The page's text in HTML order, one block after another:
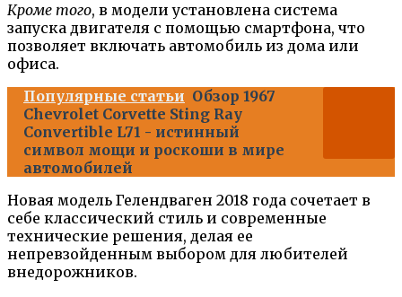
Кроме того, в модели установлена система
запуска двигателя с помощью смартфона, что
позволяет включать автомобиль из дома или
офиса.
Популярные статьи Обзор 1967
Chevrolet Corvette Sting Ray
Convertible L71 - истинный
символ мощи и роскоши в мире
автомобилей
Новая модель Гелендваген 2018 года сочетает в
себе классический стиль и современные
технические решения, делая ее
непревзойденным выбором для любителей
внедорожников.